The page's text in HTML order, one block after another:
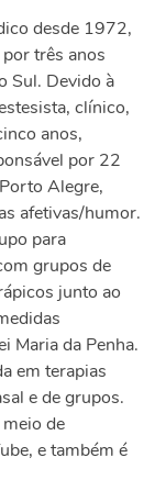
desde 1972,
três anos
Sul. Devido à
clínico,
anos,
por 22
Alegre,
afetivas/humor.
para
grupos de
junto ao
Maria da Penha.
em terapias
e de grupos.
de
e também é